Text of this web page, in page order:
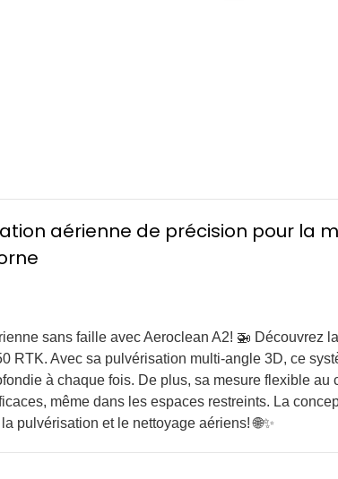
aérienne de précision pour la
sans faille avec Aeroclean A2! 🚁 Découvrez
RTK. Avec sa pulvérisation multi-angle 3D, ce
à chaque fois. De plus, sa mesure flexible
même dans les espaces restreints. La
pulvérisation et le nettoyage aériens! 🌐✨